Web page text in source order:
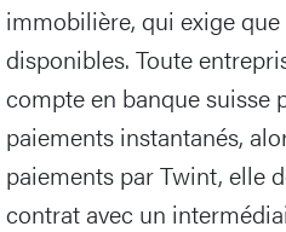
immobilière, qui exige
disponibles. Toute
compte en banque suisse
paiements instantanés,
paiements par Twint, elle
contrat avec un